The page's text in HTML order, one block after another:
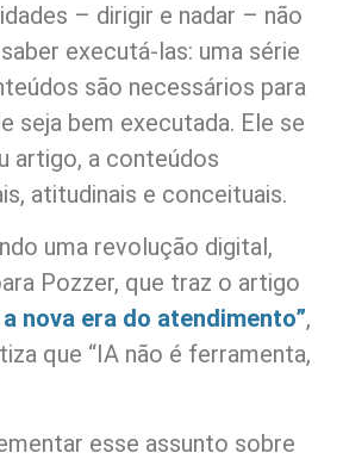
– dirigir e nadar – não
executá-las: uma série
são necessários para
seja bem executada. Ele se
artigo, a conteúdos
atitudinais e conceituais.
uma revolução digital,
Pozzer, que traz o artigo
a nova era do atendimento”,
que “IA não é ferramenta,
esse assunto sobre